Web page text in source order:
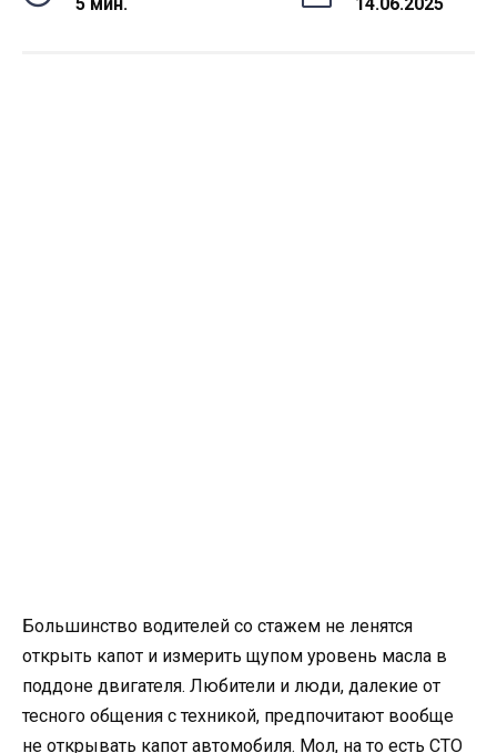
Большинство водителей со стажем не ленятся
открыть капот и измерить щупом уровень масла в
поддоне двигателя. Любители и люди, далекие от
тесного общения с техникой, предпочитают вообще
не открывать капот автомобиля. Мол, на то есть СТО